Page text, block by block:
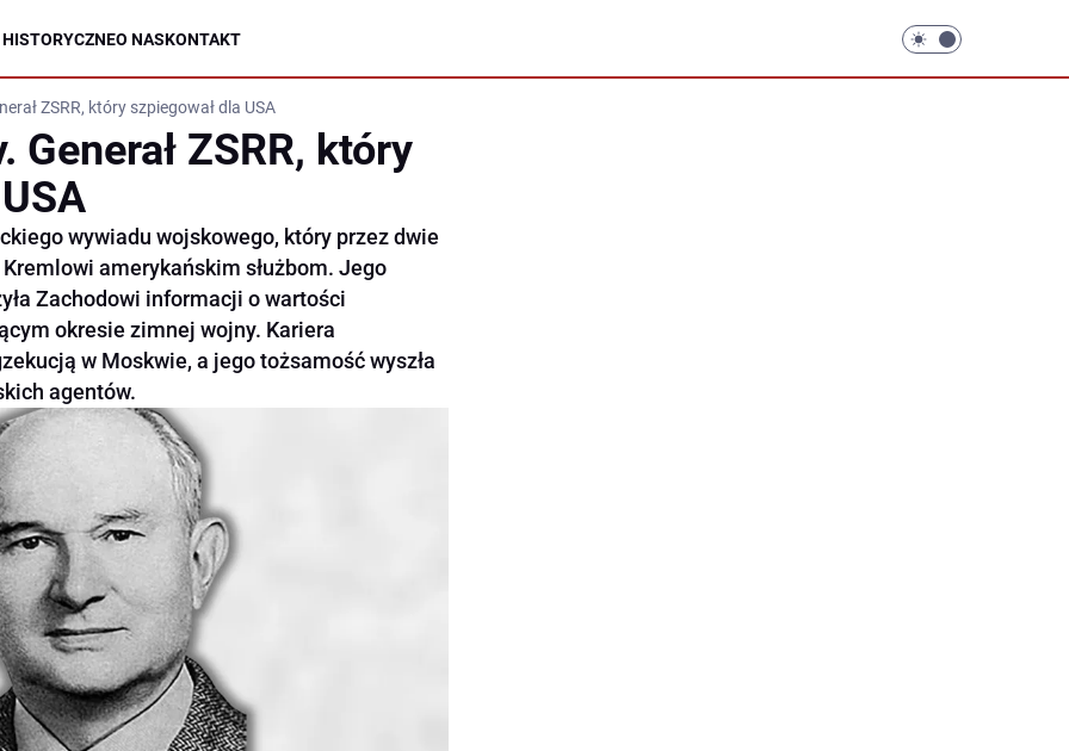
O NASKONTAKT
ZSRR, który szpiegował dla USA
ZSRR, który
wywiadu wojskowego, który przez dwie
amerykańskim służbom. Jego
Zachodowi informacji o wartości
okresie zimnej wojny. Kariera
w Moskwie, a jego tożsamość wyszła
agentów.